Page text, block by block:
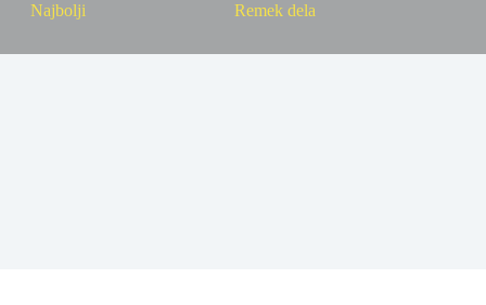
Najbolji Remek dela